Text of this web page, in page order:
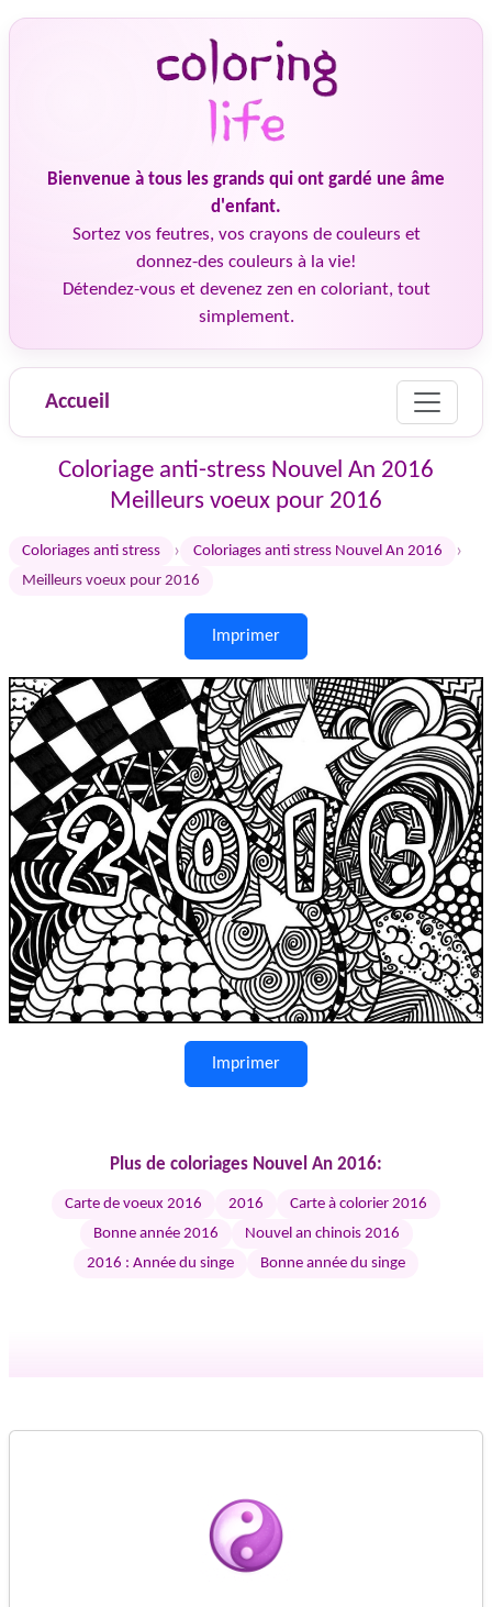
Bienvenue à tous les grands qui ont gardé une âme
d'enfant.
Sortez vos feutres, vos crayons de couleurs et
donnez-des couleurs à la vie!
Détendez-vous et devenez zen en coloriant, tout
simplement.
Accueil
Coloriage anti-stress Nouvel An 2016
Meilleurs voeux pour 2016
Coloriages anti stress › Coloriages anti stress Nouvel An 2016 ›
Meilleurs voeux pour 2016
Imprimer
Imprimer
Plus de coloriages Nouvel An 2016:
Carte de voeux 2016 2016
Carte à colorier 2016
Bonne année 2016
Nouvel an chinois 2016
2016 : Année du singe
Bonne année du singe